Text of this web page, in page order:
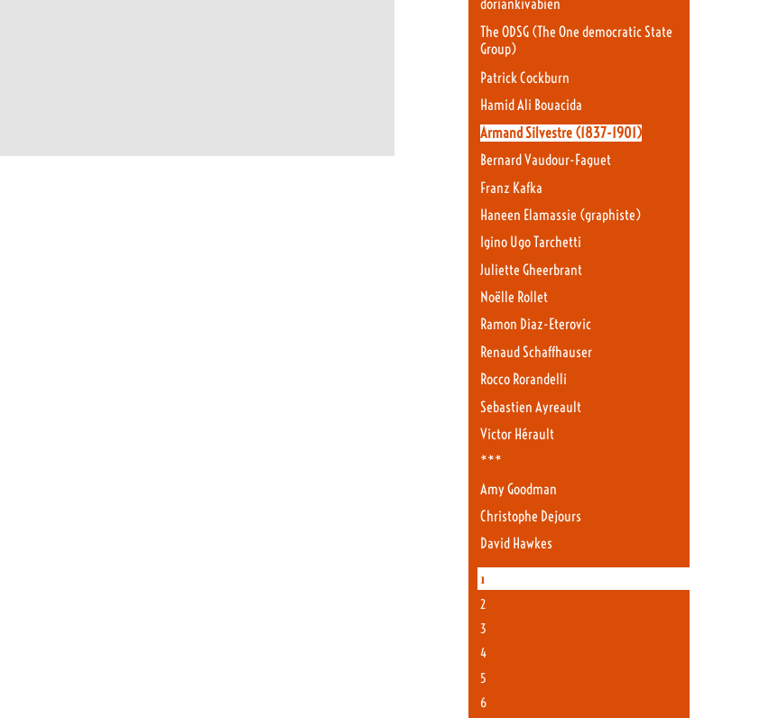
doriankivabien
The ODSG (The One democratic State
Group)
Patrick Cockburn
Hamid Ali Bouacida
Armand Silvestre (1837-1901)
Bernard Vaudour-Faguet
Franz Kafka
Haneen Elamassie (graphiste)
Igino Ugo Tarchetti
Juliette Gheerbrant
Noëlle Rollet
Ramon Diaz-Eterovic
Renaud Schaffhauser
Rocco Rorandelli
Sebastien Ayreault
Victor Hérault
***
Amy Goodman
Christophe Dejours
David Hawkes
1
2
3
4
5
6